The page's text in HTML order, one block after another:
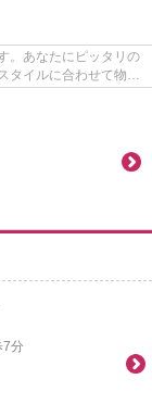
。あなたにピッタリの
イルに合わせて物件
7分